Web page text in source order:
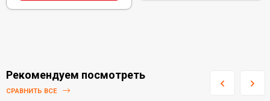
Рекомендуем посмотреть
СРАВНИТЬ ВСЕ